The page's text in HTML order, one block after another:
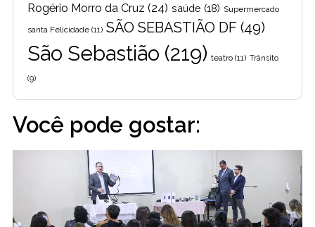
Rogério Morro da Cruz (24) saúde (18) Supermercado
santa Felicidade (11) SÃO SEBASTIÃO DF (49)
São Sebastião (219) teatro (11) Trânsito
(9)
Você pode gostar: